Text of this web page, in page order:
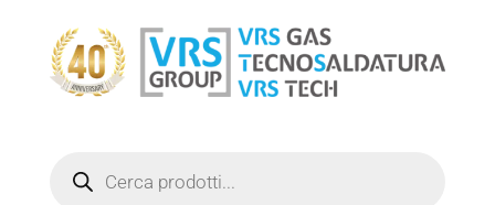
contenuto